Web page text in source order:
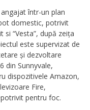
într-un plan
domestic, potrivit
“Vesta”, după zeița
este supervizat de
și dezvoltare
din Sunnyvale,
dispozitivele Amazon,
Fire,
pentru foc.